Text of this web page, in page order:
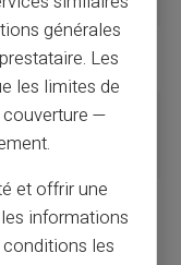
(indicative)
Début du mois
suivant
le 5 et le 10
de chaque mois
Début du mois
suivant
générales
Les
les limites de
—
et offrir une
informations
les